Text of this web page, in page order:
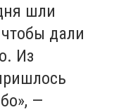
шли
дали
Из
—